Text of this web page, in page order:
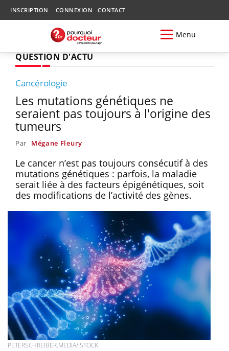
INSCRIPTION CONNEXION CONTACT
Menu
QUESTION D'ACTU
Cancérologie
Les mutations génétiques ne
seraient pas toujours à l'origine des
tumeurs
Par Mégane Fleury
Le cancer n’est pas toujours consécutif à des
mutations génétiques : parfois, la maladie
serait liée à des facteurs épigénétiques, soit
des modifications de l’activité des gènes.
PETERSCHREIBER.MEDIA/ISTOCK